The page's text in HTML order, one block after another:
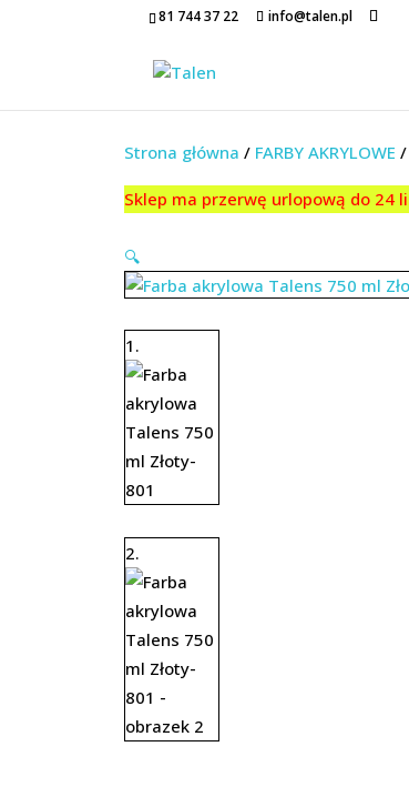
81 744 37 22 info@talen.pl
Strona główna / FARBY AKRYLOWE
Sklep ma przerwę urlopową do 24
🔍